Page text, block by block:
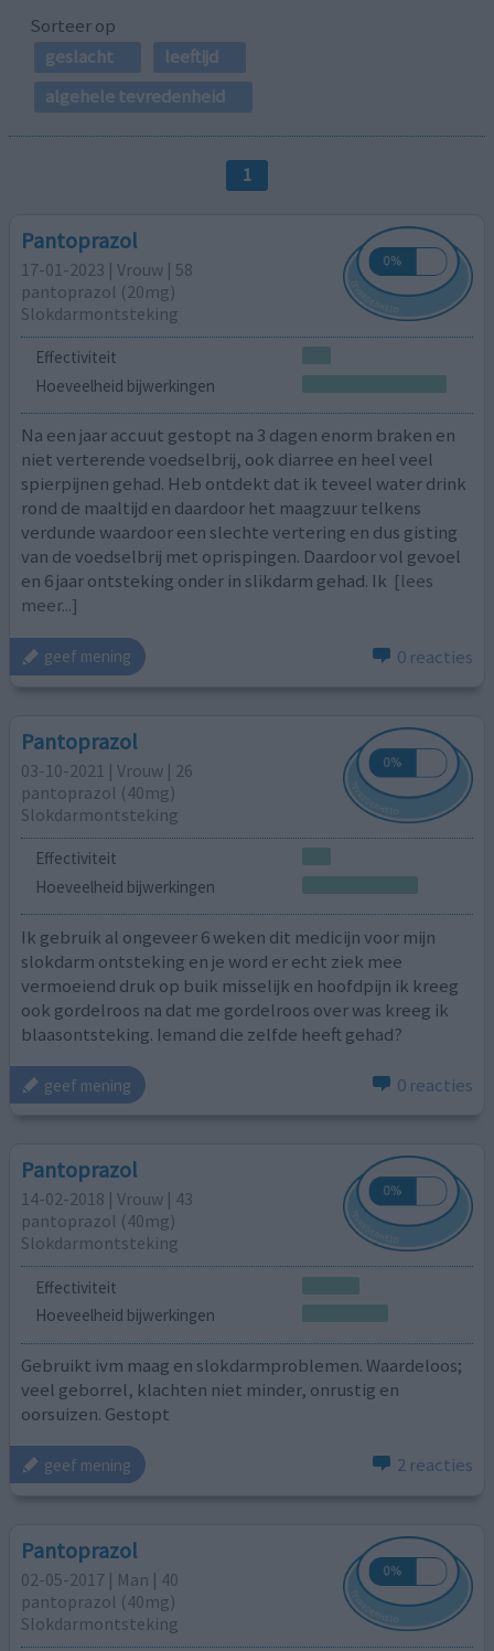
Sorteer op
geslacht
leeftijd
algehele tevredenheid
1
Pantoprazol
17-01-2023 | Vrouw | 58
pantoprazol (20mg)
Slokdarmontsteking
Effectiviteit
Hoeveelheid bijwerkingen
Na een jaar accuut gestopt na 3 dagen enorm braken en
niet verterende voedselbrij, ook diarree en heel veel
spierpijnen gehad. Heb ontdekt dat ik teveel water drink
rond de maaltijd en daardoor het maagzuur telkens
verdunde waardoor een slechte vertering en dus gisting
van de voedselbrij met oprispingen. Daardoor vol gevoel
en 6 jaar ontsteking onder in slikdarm gehad. Ik [lees
meer...]
geef mening 0 reacties
Pantoprazol
03-10-2021 | Vrouw | 26
pantoprazol (40mg)
Slokdarmontsteking
Effectiviteit
Hoeveelheid bijwerkingen
Ik gebruik al ongeveer 6 weken dit medicijn voor mijn
slokdarm ontsteking en je word er echt ziek mee
vermoeiend druk op buik misselijk en hoofdpijn ik kreeg
ook gordelroos na dat me gordelroos over was kreeg ik
blaasontsteking. Iemand die zelfde heeft gehad?
geef mening 0 reacties
Pantoprazol
14-02-2018 | Vrouw | 43
pantoprazol (40mg)
Slokdarmontsteking
Effectiviteit
Hoeveelheid bijwerkingen
Gebruikt ivm maag en slokdarmproblemen. Waardeloos;
veel geborrel, klachten niet minder, onrustig en
oorsuizen. Gestopt
geef mening 2 reacties
Pantoprazol
02-05-2017 | Man | 40
pantoprazol (40mg)
Slokdarmontsteking